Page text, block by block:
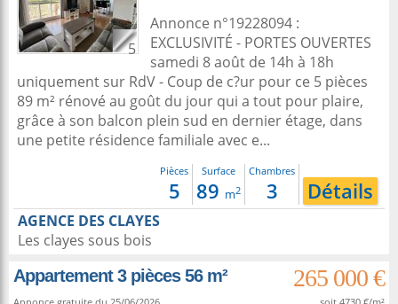
5
Annonce n°19228094 :
EXCLUSIVITÉ - PORTES OUVERTES
samedi 8 août de 14h à 18h
uniquement sur RdV - Coup de c?ur pour ce 5 pièces
89 m² rénové au goût du jour qui a tout pour plaire,
grâce à son balcon plein sud en dernier étage, dans
une petite résidence familiale avec e...
Pièces
5
Surface
89 m2
Chambres
3 Détails
AGENCE DES CLAYES
Les clayes sous bois
Appartement 3 pièces 56 m²
265 000 €